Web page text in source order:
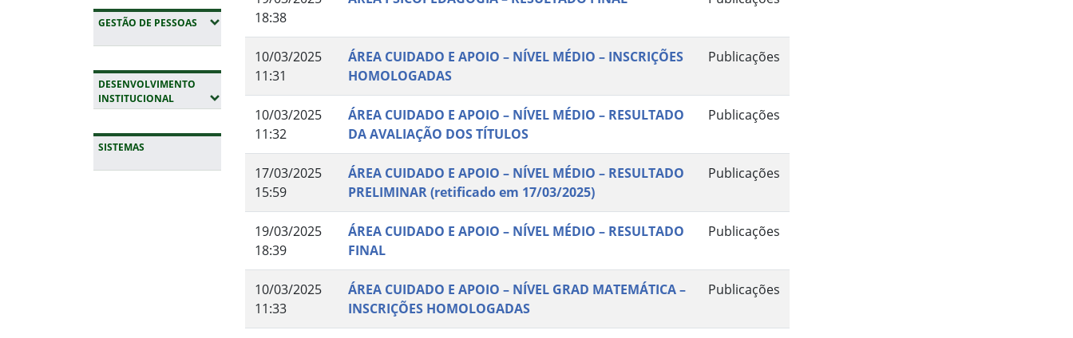
GESTÃO DE PESSOAS (EXPANDIR SUBMENUS)
DESENVOLVIMENTO
INSTITUCIONAL(EXPANDIR SUBMENUS)
SISTEMAS
18:38
10/03/2025
11:31
ÁREA CUIDADO E APOIO – NÍVEL MÉDIO – INSCRIÇÕES
HOMOLOGADAS
Publicações
10/03/2025
11:32
ÁREA CUIDADO E APOIO – NÍVEL MÉDIO – RESULTADO
DA AVALIAÇÃO DOS TÍTULOS
Publicações
17/03/2025
15:59
ÁREA CUIDADO E APOIO – NÍVEL MÉDIO – RESULTADO
PRELIMINAR (retificado em 17/03/2025)
Publicações
19/03/2025
18:39
ÁREA CUIDADO E APOIO – NÍVEL MÉDIO – RESULTADO
FINAL
Publicações
10/03/2025
11:33
ÁREA CUIDADO E APOIO – NÍVEL GRAD MATEMÁTICA –
INSCRIÇÕES HOMOLOGADAS
Publicações